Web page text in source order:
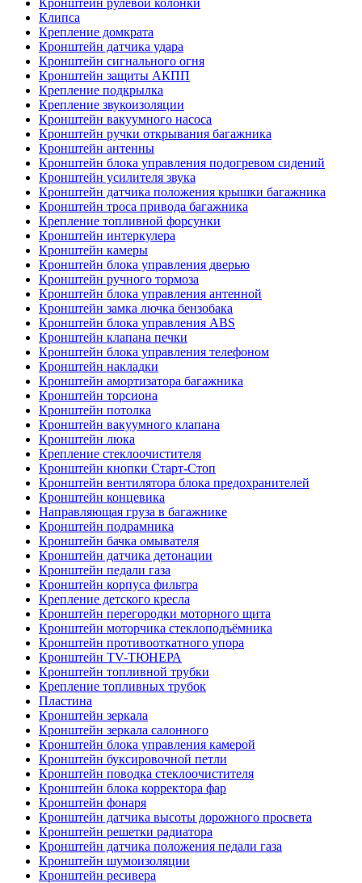
Клипса
Крепление домкрата
Кронштейн датчика удара
Кронштейн сигнального огня
Кронштейн защиты АКПП
Крепление подкрылка
Крепление звукоизоляции
Кронштейн вакуумного насоса
Кронштейн ручки открывания багажника
Кронштейн антенны
Кронштейн блока управления подогревом сидений
Кронштейн усилителя звука
Кронштейн датчика положения крышки багажника
Кронштейн троса привода багажника
Крепление топливной форсунки
Кронштейн интеркулера
Кронштейн камеры
Кронштейн блока управления дверью
Кронштейн ручного тормоза
Кронштейн блока управления антенной
Кронштейн замка лючка бензобака
Кронштейн блока управления ABS
Кронштейн клапана печки
Кронштейн блока управления телефоном
Кронштейн накладки
Кронштейн амортизатора багажника
Кронштейн торсиона
Кронштейн потолка
Кронштейн вакуумного клапана
Кронштейн люка
Крепление стеклоочистителя
Кронштейн кнопки Старт-Стоп
Кронштейн вентилятора блока предохранителей
Кронштейн концевика
Направляющая груза в багажнике
Кронштейн подрамника
Кронштейн бачка омывателя
Кронштейн датчика детонации
Кронштейн педали газа
Кронштейн корпуса фильтра
Крепление детского кресла
Кронштейн перегородки моторного щита
Кронштейн моторчика стеклоподъёмника
Кронштейн противооткатного упора
Кронштейн TV-ТЮНЕРА
Кронштейн топливной трубки
Крепление топливных трубок
Пластина
Кронштейн зеркала
Кронштейн зеркала салонного
Кронштейн блока управления камерой
Кронштейн буксировочной петли
Кронштейн поводка стеклоочистителя
Кронштейн блока корректора фар
Кронштейн фонаря
Кронштейн датчика высоты дорожного просвета
Кронштейн решетки радиатора
Кронштейн датчика положения педали газа
Кронштейн шумоизоляции
Кронштейн ресивера